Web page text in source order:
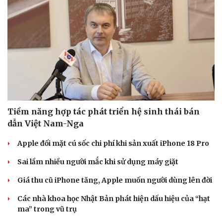
Tiềm năng hợp tác phát triển hệ sinh thái bán
dẫn Việt Nam-Nga
Apple đối mặt cú sốc chi phí khi sản xuất iPhone 18 Pro
Sai lầm nhiều người mắc khi sử dụng máy giặt
Giá thu cũ iPhone tăng, Apple muốn người dùng lên đời
Các nhà khoa học Nhật Bản phát hiện dấu hiệu của “hạt
ma” trong vũ trụ